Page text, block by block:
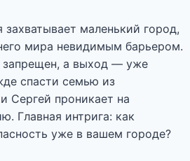
маленький город,
мира невидимым барьером.
запрещен, а выход — уже
спасти семью из
Сергей проникает на
Главная интрига: как
уже в вашем городе?